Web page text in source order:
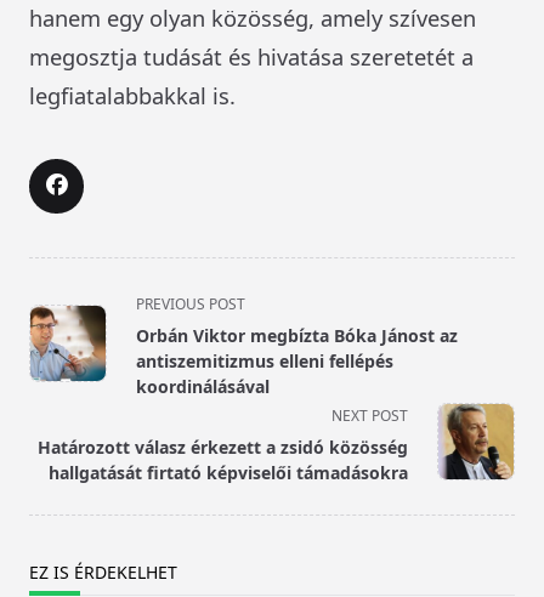
hanem egy olyan közösség, amely szívesen
megosztja tudását és hivatása szeretetét a
legfiatalabbakkal is.
<span
class="nav-
subtitle
screen-
text">Page</span>
PREVIOUS POST
Orbán Viktor megbízta Bóka Jánost az
antiszemitizmus elleni fellépés
koordinálásával
NEXT POST
Határozott válasz érkezett a zsidó közösség
hallgatását firtató képviselői támadásokra
EZ IS ÉRDEKELHET